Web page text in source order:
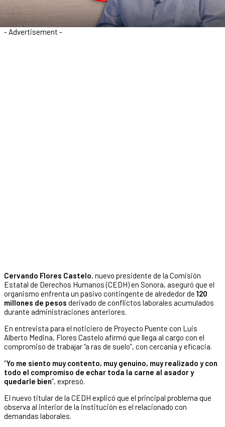
- Advertisement -
Cervando Flores Castelo, nuevo presidente de la Comisión
Estatal de Derechos Humanos (CEDH) en Sonora, aseguró que el
organismo enfrenta un pasivo contingente de alrededor de 120
millones de pesos derivado de conflictos laborales acumulados
durante administraciones anteriores.
En entrevista para el noticiero de Proyecto Puente con Luis
Alberto Medina, Flores Castelo afirmó que llega al cargo con el
compromiso de trabajar “a ras de suelo”, con cercanía y eficacia.
“Yo me siento muy contento, muy genuino, muy realizado y con
todo el compromiso de echar toda la carne al asador y
quedarle bien”, expresó.
El nuevo titular de la CEDH explicó que el principal problema que
observa al interior de la institución es el relacionado con
demandas laborales.